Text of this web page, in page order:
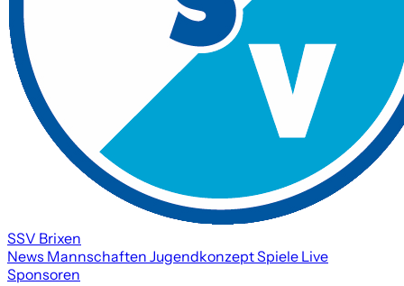
SSV Brixen
News Mannschaften JugendkonzeptSpiele Live
Sponsoren